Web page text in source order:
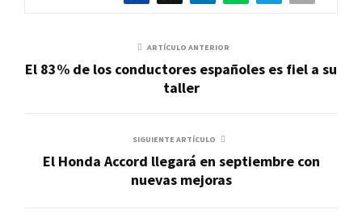
ARTÍCULO ANTERIOR
El 83% de los conductores españoles es fiel a su
taller
SIGUIENTE ARTÍCULO
El Honda Accord llegará en septiembre con
nuevas mejoras